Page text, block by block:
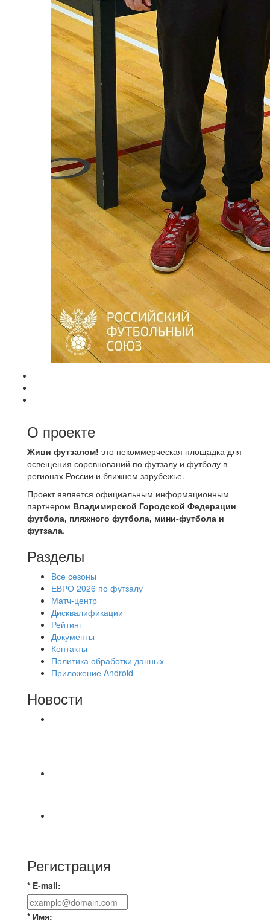
О проекте
Живи футзалом! это некоммерческая площадка для
освещения соревнований по футзалу и футболу в
регионах России и ближнем зарубежье.
Проект является официальным информационным
партнером Владимирской Городской Федерации
футбола, пляжного футбола, мини-футбола и
футзала.
Разделы
Все сезоны
ЕВРО 2026 по футзалу
Матч-центр
Дисквалификации
Рейтинг
Документы
Контакты
Политика обработки данных
Приложение Android
Новости
Регистрация
* E-mail:
* Имя: